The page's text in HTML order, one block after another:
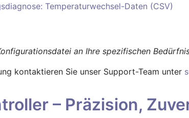
Temperaturwechsel-Daten (CSV)
an Ihre spezifischen
kontaktieren Sie unser Support-Team unter
– Präzision,